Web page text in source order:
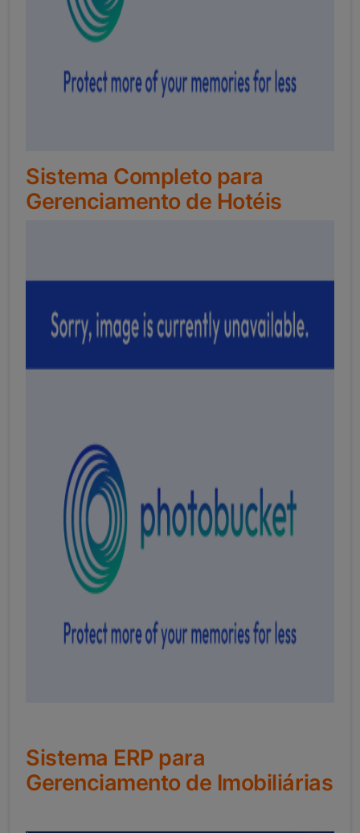
Sistema Completo para
Gerenciamento de Hotéis
Sistema ERP para
Gerenciamento de Imobiliárias